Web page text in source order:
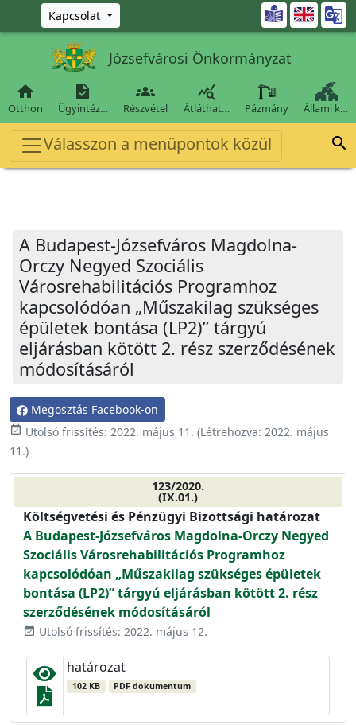
Ugrás a fő tartalomra
Kapcsolat 
Józsefvárosi Önkormányzat

Otthon

Ügyintéz…

Részvétel

Átláthat… Pázmány Állami k…
Válasszon a menüpontok közül 
A Budapest-Józsefváros Magdolna-
Orczy Negyed Szociális
Városrehabilitációs Programhoz
kapcsolódóan „Műszakilag szükséges
épületek bontása (LP2)” tárgyú
eljárásban kötött 2. rész szerződésének
módosításáról
Megosztás Facebook-on
event_available Utolsó frissítés: 2022. május 11. (Létrehozva: 2022. május
11.)
123/2020.
(IX.01.)
Költségvetési és Pénzügyi Bizottsági határozat
A Budapest-Józsefváros Magdolna-Orczy Negyed
Szociális Városrehabilitációs Programhoz
kapcsolódóan „Műszakilag szükséges épületek
bontása (LP2)” tárgyú eljárásban kötött 2. rész
szerződésének módosításáról
event_available Utolsó frissítés: 2022. május 12.
határozat
102 KB PDF dokumentum